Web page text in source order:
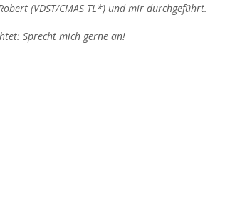
(VDST/CMAS TL*) und mir durchgeführt.
Sprecht mich gerne an!